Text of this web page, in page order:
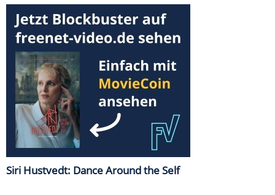
Siri Hustvedt: Dance Around the Self